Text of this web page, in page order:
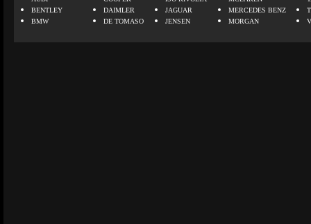
BENTLEY
BMW
DAIMLER
DE TOMASO
JAGUAR
JENSEN
MERCEDES BENZ
MORGAN